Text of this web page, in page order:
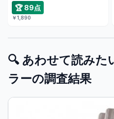
🏆 89点
￥1,890
🔍 あわせて読みた
ラーの調査結果